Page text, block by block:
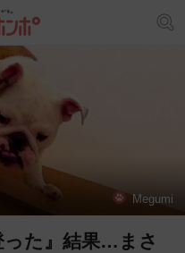
Megumi
った』結果…まさ